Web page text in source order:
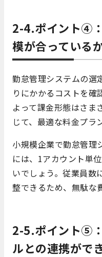
2-4.ポイント④
模が合っている
勤怠管理システムの選
りにかかるコストを確
よって課金形態はさま
じて、最適な料金プラ
小規模企業で勤怠管理
には、1アカウント単
いでしょう。従業員数
整できるため、無駄な
2-5.ポイント⑤
ルとの連携がで